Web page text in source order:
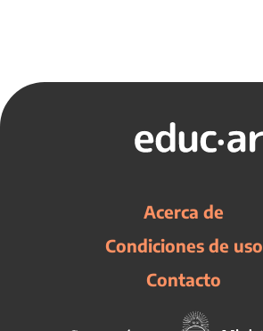
Acerca de
Condiciones de uso
Contacto